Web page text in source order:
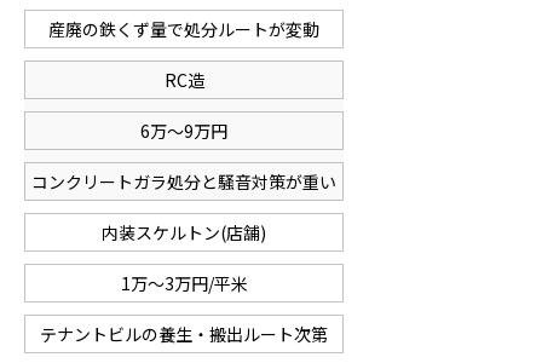
産廃の鉄くず量で処分ルートが変動
RC造
6万～9万円
コンクリートガラ処分と騒音対策が重い
内装スケルトン(店舗)
1万～3万円/平米
テナントビルの養生・搬出ルート次第